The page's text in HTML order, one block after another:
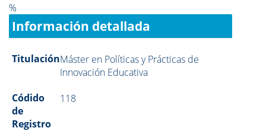
%
Información detallada
TitulaciónMáster en Políticas y Prácticas de
Innovación Educativa
Códido
de
Registro
118